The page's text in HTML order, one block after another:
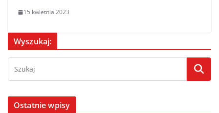
15 kwietnia 2023
Wyszukaj:
Ostatnie wpisy